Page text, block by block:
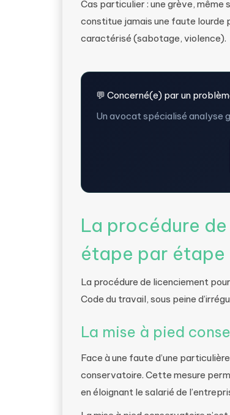
Cas particulier : une grève, même
constitue jamais une faute lourde
caractérisé (sabotage, violence).
💬 Concerné(e) par un
Un avocat spécialisé analyse
La procédure
étape par étape
La procédure de licenciement
Code du travail, sous peine
La mise à pied
Face à une faute d’une
conservatoire. Cette mesure
en éloignant le salarié de